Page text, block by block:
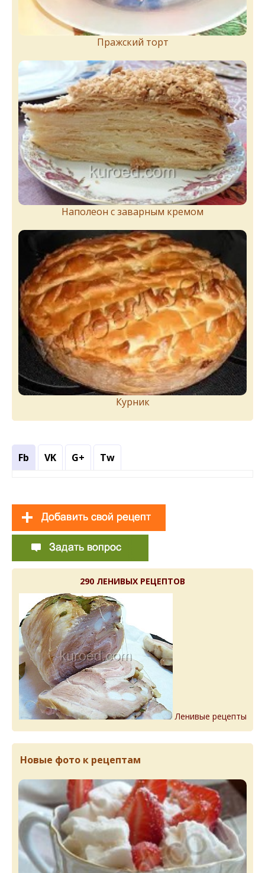
Пражский торт
Наполеон с заварным кремом
Курник
Fb VK G+ Tw
290 ЛЕНИВЫХ РЕЦЕПТОВ
Ленивые рецепты
Новые фото к рецептам